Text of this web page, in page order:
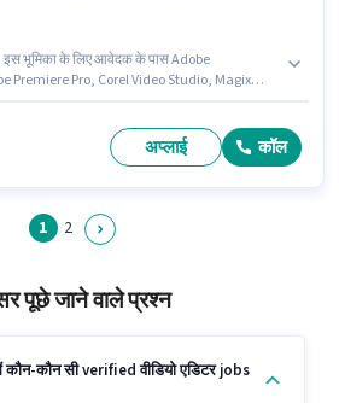
इस भूमिका के लिए आवेदक के पास Adobe
Premiere Pro, Corel Video Studio, Magix
अप्लाई कॉल
1 2
पूछे जाने वाले प्रश्न
कौन सी verified वीडियो एडिटर jobs